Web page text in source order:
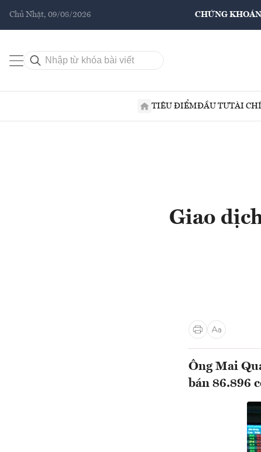
Chủ Nhật, 09/08/2026 CHỨNG KHOÁN
TIÊU ĐIỂMĐẦU TƯTÀI
Giao
Ông Mai
bán 86.896